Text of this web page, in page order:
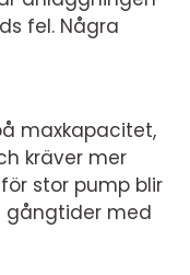
fel. Några
maxkapacitet,
kräver mer
stor pump blir
gångtider med